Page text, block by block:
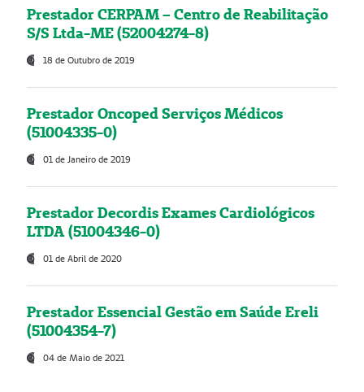
Prestador CERPAM – Centro de Reabilitação
S/S Ltda-ME (52004274-8)
18 de Outubro de 2019
Prestador Oncoped Serviços Médicos
(51004335-0)
01 de Janeiro de 2019
Prestador Decordis Exames Cardiológicos
LTDA (51004346-0)
01 de Abril de 2020
Prestador Essencial Gestão em Saúde Ereli
(51004354-7)
04 de Maio de 2021